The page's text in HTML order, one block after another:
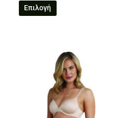
Επιλογή
Αυτό
το
προϊόν
έχει
πολλαπλές
παραλλαγές.